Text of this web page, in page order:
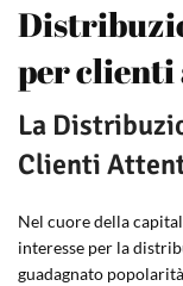
per clienti
La
Clienti
Nel cuore della
interesse per la
guadagnato